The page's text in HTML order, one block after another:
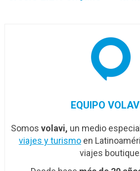
EQUIPO
Somosvolavi, un medio
viajes y turismoen
viajes